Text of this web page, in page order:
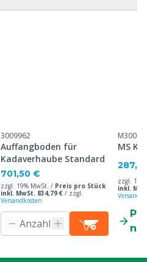
3009962
Auffangboden für
Kadaverhaube Standard
701,50 €
zzgl. 19% MwSt. / Preis pro Stück
inkl. MwSt. 834,79 € / zzgl.
Versandkosten
MS
zzgl.
inkl.